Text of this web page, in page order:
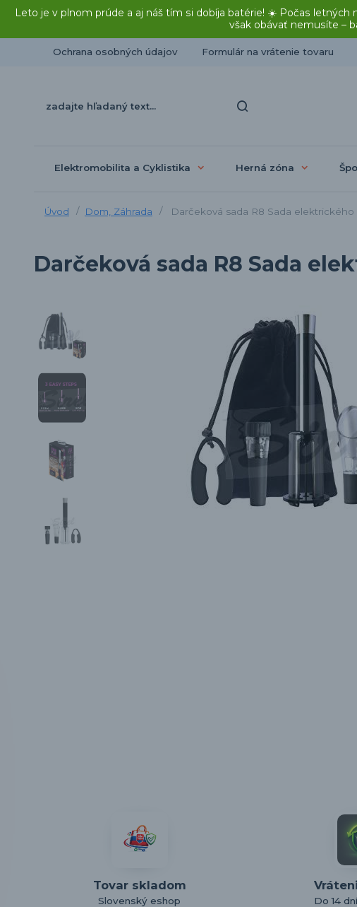
Leto je v plnom prúde a aj náš tím si dobíja batérie! ☀️ Počas
však obávať nemusíte –
Ochrana osobných údajov Formulár na vrátenie tovaru
Elektromobilita a Cyklistika Herná zóna
Úvod Dom, Záhrada Darčeková sada R8 Sada elektrického
Darčeková sada R8 Sada
Tovar skladom
Slovenský eshop Do 14